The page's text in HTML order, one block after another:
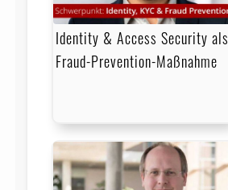
Identity & Access Security als
Fraud-Prevention-Maßnahme